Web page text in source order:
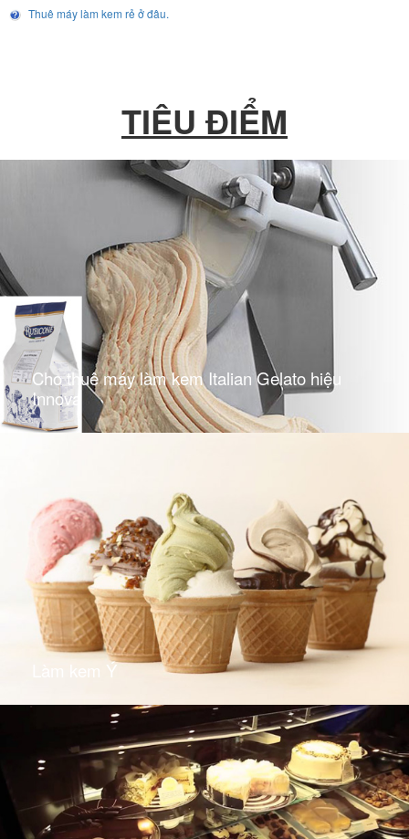
Thuê máy làm kem rẻ ở đâu.
TIÊU ĐIỂM
Cho thuê máy làm kem Italian Gelato hiệu
Innova
Làm kem Ý